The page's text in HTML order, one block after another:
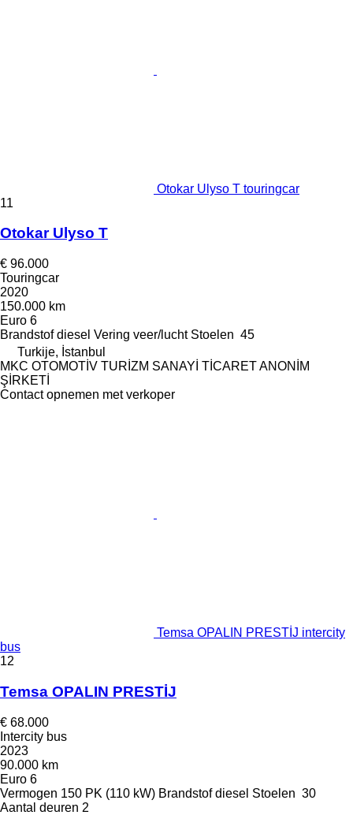
Otokar Ulyso T touringcar
11
Otokar Ulyso T
€ 96.000
Touringcar
2020
150.000 km
Euro 6
Brandstof diesel Vering veer/lucht Stoelen 45
Turkije, İstanbul
MKC OTOMOTİV TURİZM SANAYİ TİCARET ANONİM
ŞİRKETİ
Contact opnemen met verkoper
Temsa OPALIN PRESTİJ intercity
bus
12
Temsa OPALIN PRESTİJ
€ 68.000
Intercity bus
2023
90.000 km
Euro 6
Vermogen 150 PK (110 kW) Brandstof diesel Stoelen 30
Aantal deuren 2